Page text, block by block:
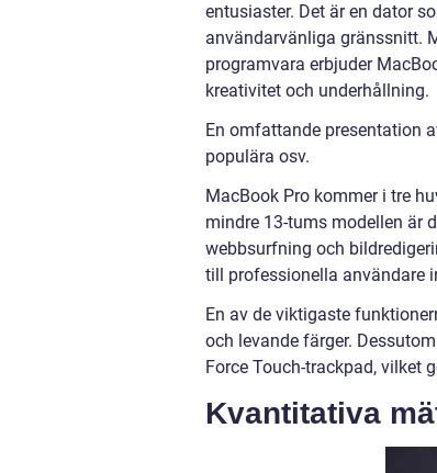
entusiaster. Det är en dator
användarvänliga gränssnitt.
programvara erbjuder
kreativitet och underhållning.
En omfattande presentation
populära osv.
MacBook Pro kommer i tre
mindre 13-tums modellen är
webbsurfning och
till professionella användare
En av de viktigaste
och levande färger.
Force Touch-trackpad, vilket
Kvantitativa